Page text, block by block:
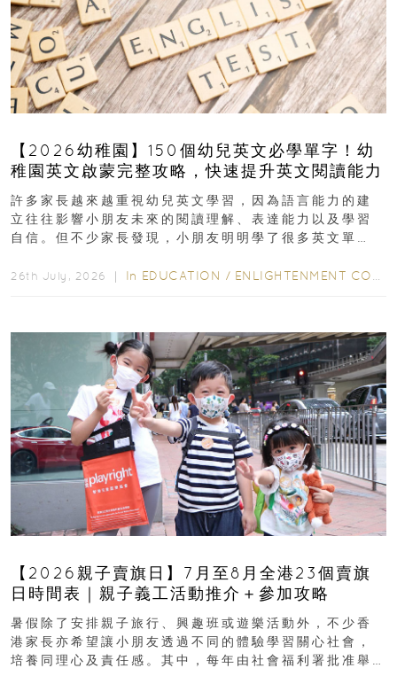
【2026幼稚園】150個幼兒英文必學單字！幼
稚園英文啟蒙完整攻略，快速提升英文閱讀能力
許多家長越來越重視幼兒英文學習，因為語言能力的建
立往往影響小朋友未來的閱讀理解、表達能力以及學習
自信。但不少家長發現，小朋友明明學了很多英文單
26th July, 2026 ｜ In EDUCATION / ENLIGHTENMENT CORNER
【2026親子賣旗日】7月至8月全港23個賣旗
日時間表｜親子義工活動推介＋參加攻略
暑假除了安排親子旅行、興趣班或遊樂活動外，不少香
港家長亦希望讓小朋友透過不同的體驗學習關心社會，
培養同理心及責任感。其中，每年由社會福利署批准舉